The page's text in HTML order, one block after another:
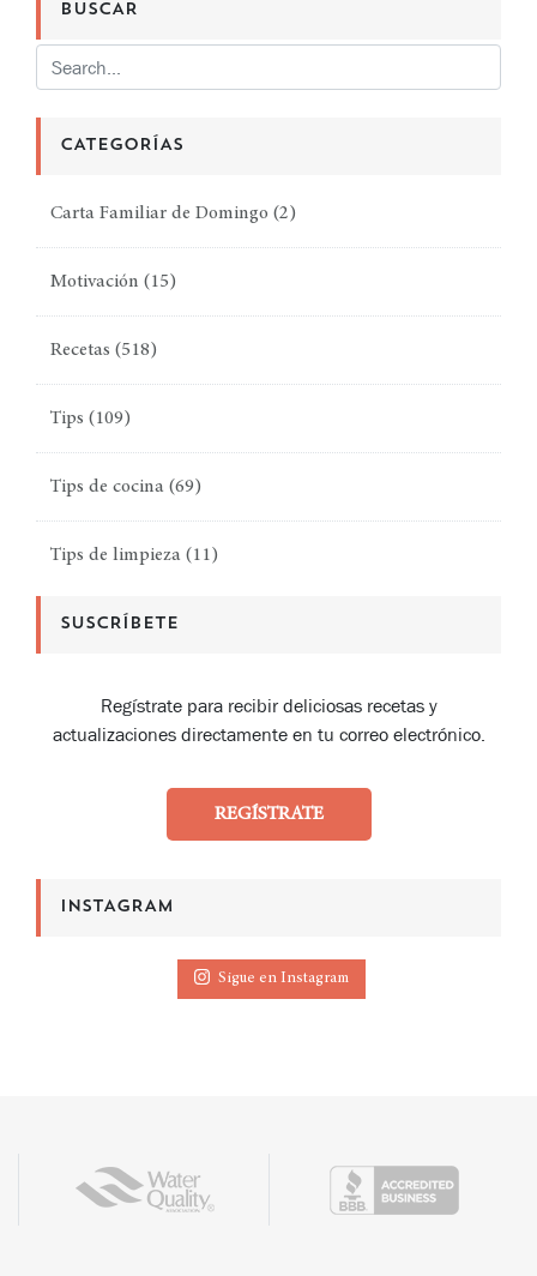
BUSCAR
CATEGORÍAS
Carta Familiar de Domingo (2)
Motivación (15)
Recetas (518)
Tips (109)
Tips de cocina (69)
Tips de limpieza (11)
SUSCRÍBETE
Regístrate para recibir deliciosas recetas y
actualizaciones directamente en tu correo electrónico.
REGÍSTRATE
INSTAGRAM
Sigue en Instagram